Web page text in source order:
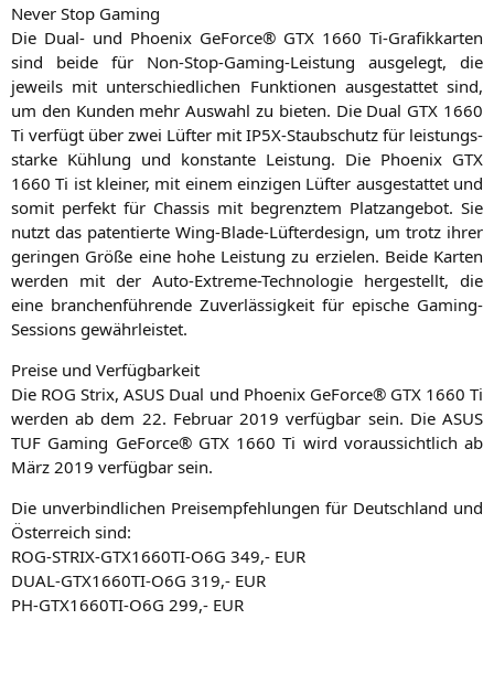
Never Stop Gaming
Die Dual- und Phoe­nix GeForce® GTX 1660 Ti-Gra­fik­kar­ten
sind bei­de für Non-Stop-Gam­ing-Leis­tung aus­ge­legt, die
jeweils mit unter­schied­li­chen Funk­tio­nen aus­ge­stat­tet sind,
um den Kun­den mehr Aus­wahl zu bie­ten. Die Dual GTX 1660
Ti ver­fügt über zwei Lüf­ter mit IP5X-Staub­schutz für leis­tungs­
star­ke Küh­lung und kon­stan­te Leis­tung. Die Phoe­nix GTX
1660 Ti ist klei­ner, mit einem ein­zi­gen Lüf­ter aus­ge­stat­tet und
somit per­fekt für Chas­sis mit begrenz­tem Platz­an­ge­bot. Sie
nutzt das paten­tier­te Wing-Bla­de-Lüf­ter­de­sign, um trotz ihrer
gerin­gen Grö­ße eine hohe Leis­tung zu erzie­len. Bei­de Kar­ten
wer­den mit der Auto-Extre­me-Tech­no­lo­gie her­ge­stellt, die
eine bran­chen­füh­ren­de Zuver­läs­sig­keit für epi­sche Gam­ing-
Ses­si­ons gewährleistet.
Prei­se und Verfügbarkeit
Die ROG Strix,ASUS Dual und Phoe­nix GeForce® GTX1660 Ti
wer­den ab dem 22. Febru­ar 2019 ver­füg­bar sein. Die ASUS
TUF Gam­ing GeForce® GTX1660 Ti wird vor­aus­sicht­lich ab
März 2019 ver­füg­bar sein.
Die unver­bind­li­chen Preis­emp­feh­lun­gen für Deutsch­land und
Öster­reich sind:
ROG-STRIX-GTX1660TI-O6G 349,- EUR
DUAL-GTX1660TI-O6G 319,- EUR
PH-GTX1660TI-O6G 299,- EUR